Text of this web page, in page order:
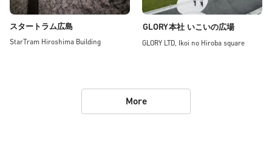
スタートラム広島
StarTram Hiroshima Building
GLORY本社 いこいの広場
GLORY LTD, Ikoi no Hiroba square
More